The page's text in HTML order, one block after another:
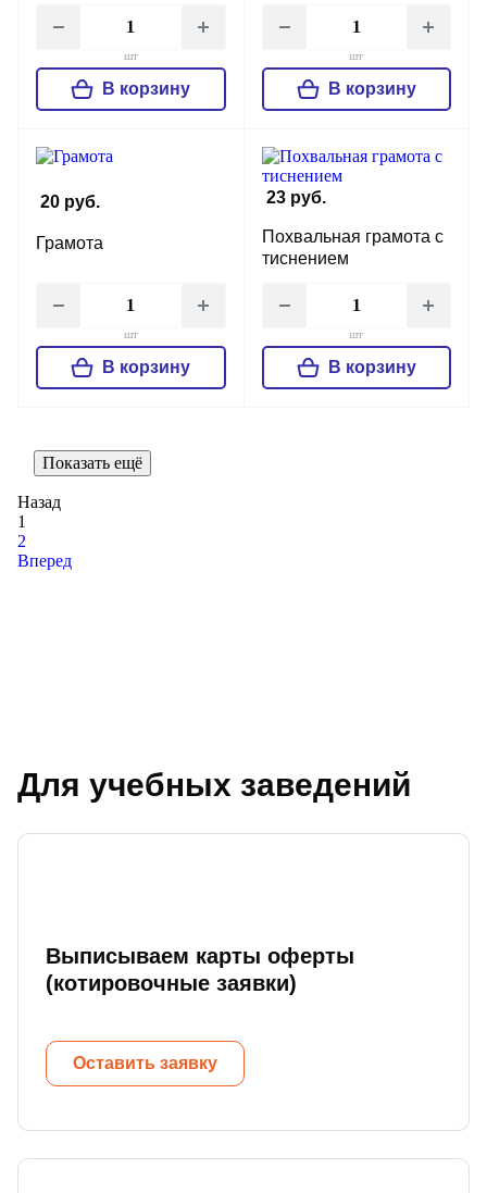
В корзину
шт
В корзину
шт
20 руб.
Грамота
В корзину
шт
23 руб.
Похвальная грамота с
тиснением
В корзину
шт
Показать ещё
Назад
1
2
Вперед
Для учебных заведений
Выписываем карты оферты
(котировочные заявки)
Оставить заявку